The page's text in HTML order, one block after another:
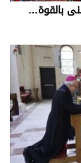
بالقوة…